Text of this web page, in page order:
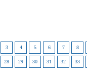
3 4 5 6 7 8
28 29 30 31 32 33